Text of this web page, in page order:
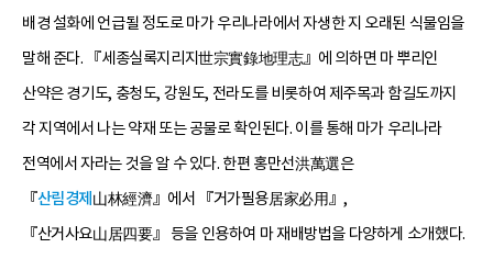
배경 설화에 언급될 정도로 마가 우리나라에서 자생한 지 오래된 식물임을
말해 준다. 『세종실록지리지世宗實錄地理志』에 의하면 마 뿌리인
산약은 경기도, 충청도, 강원도, 전라도를 비롯하여 제주목과 함길도까지
각 지역에서 나는 약재 또는 공물로 확인된다. 이를 통해 마가 우리나라
전역에서 자라는 것을 알 수 있다. 한편 홍만선洪萬選은
『산림경제 山林經濟』에서 『거가필용居家必用』,
『산거사요山居四要』 등을 인용하여 마 재배방법을 다양하게 소개했다.